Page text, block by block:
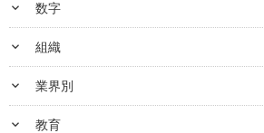
keyboard_arrow_down 数字
keyboard_arrow_down 組織
keyboard_arrow_down 業界別
keyboard_arrow_down 教育